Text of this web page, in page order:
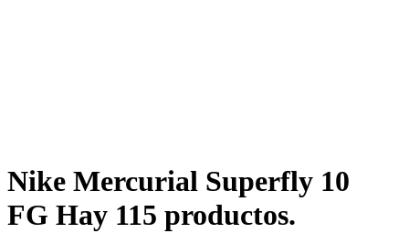
Nike Mercurial Superfly 10
FG Hay 115 productos.